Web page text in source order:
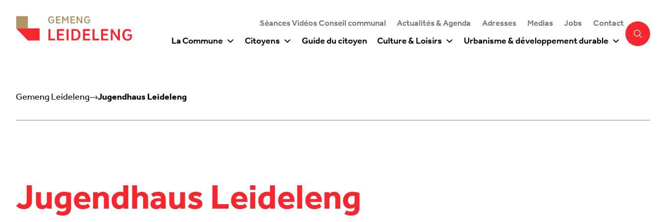
Séances Vidéos Conseil communal Actualités & Agenda Adresses Medias Jobs Contact
La Commune Citoyens Guide du citoyen Culture & Loisirs Urbanisme & développement durable
Gemeng Leideleng Jugendhaus Leideleng
Jugendhaus Leideleng